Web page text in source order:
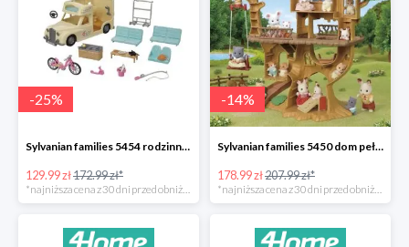
-25%
Sylvanian families 5454 rodzinny kamper -25%
129.99 zł172.99 zł*
*najniższa cena z 30 dni przed obniżką
-14%
Sylvanian families 5450 dom pełen przygód na drzewie -14%
178.99 zł207.99 zł*
*najniższa cena z 30 dni przed obniżką